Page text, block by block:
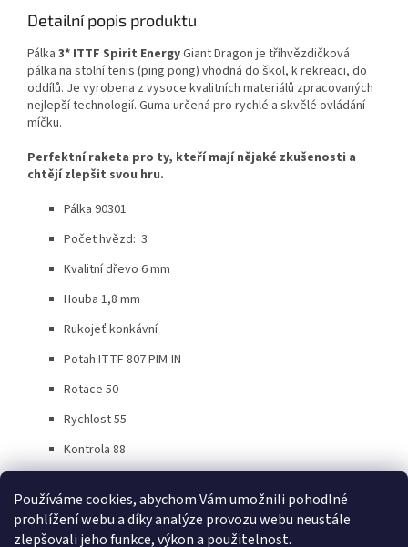
Používáme cookies, abychom Vám umožnili pohodlné
prohlížení webu a díky analýze provozu webu neustále
zlepšovali jeho funkce, výkon a použitelnost.
Detailní popis produktu
Pálka 3* ITTF Spirit EnergyGiant Dragon je tříhvězdičková
pálka na stolní tenis (ping pong) vhodná do škol, k rekreaci, do
oddílů. Je vyrobena z vysoce kvalitních materiálů zpracovaných
nejlepší technologií. Guma určená pro rychlé a skvělé ovládání
míčku.
Perfektní raketa pro ty, kteří mají nějaké zkušenosti a
chtějí zlepšit svou hru.
Pálka 90301
Počet hvězd: 3
Kvalitní dřevo 6 mm
Houba 1,8 mm
Rukojeť konkávní
Potah ITTF 807 PIM-IN
Rotace 50
Rychlost 55
Kontrola 88